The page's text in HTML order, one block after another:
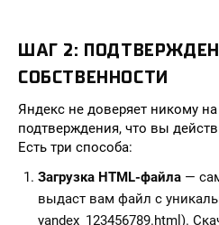
ШАГ 2:
СОБСТВЕННОСТИ
Яндекс не доверяет никому
подтверждения, что вы
Есть три способа:
Загрузка HTML-файла —
выдаст вам файл с
yandex_123456789.html).